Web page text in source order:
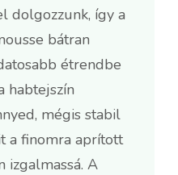
dolgozzunk, így a
bátran
étrendbe
habtejszín
mégis stabil
a finomra aprított
izgalmassá. A